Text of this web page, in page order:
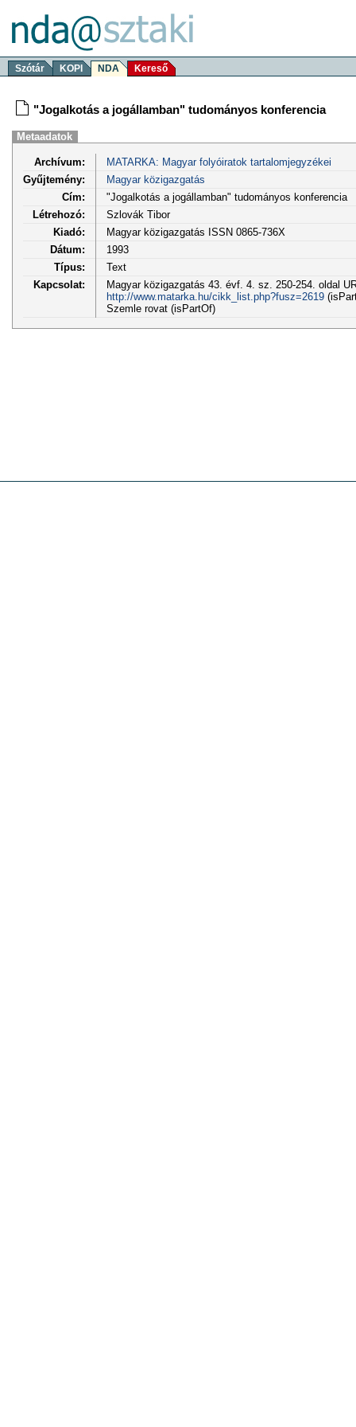
Szótár KOPI NDA Kereső
"Jogalkotás a jogállamban" tudományos konferencia
Metaadatok
Archívum:
MATARKA: Magyar folyóiratok tartalomjegyzékei
Gyűjtemény:
Magyar közigazgatás
Cím:
"Jogalkotás a jogállamban" tudományos konferencia
Létrehozó:
Szlovák Tibor
Kiadó:
Magyar közigazgatás ISSN 0865-736X
Dátum:
1993
Típus:
Text
Kapcsolat:
Magyar közigazgatás 43. évf. 4. sz. 250-254. oldal
http://www.matarka.hu/cikk_list.php?fusz=2619
Szemle rovat (isPartOf)